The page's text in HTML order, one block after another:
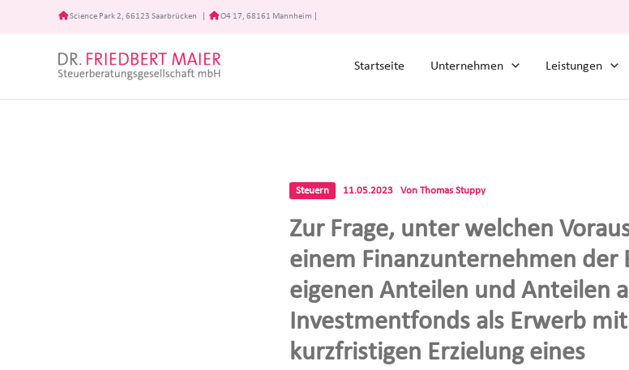
Science Park 2, 66123 Saarbrücken O4 17, 68161 Mannheim
Startseite Unternehmen Leistungen
Steuern 11.05.2023 Von Thomas Stuppy
Zur Frage, unter welchen
einem Finanzunternehmen der
eigenen Anteilen und Anteilen
Investmentfonds als Erwerb
kurzfristigen Erzielung eines